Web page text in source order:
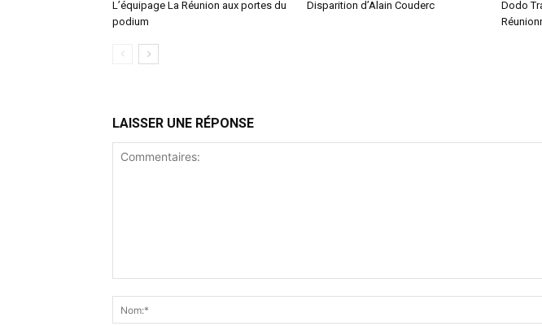
L’équipage La Réunion aux portes du
podium
Disparition d’Alain Couderc
Dodo
LAISSER UNE RÉPONSE